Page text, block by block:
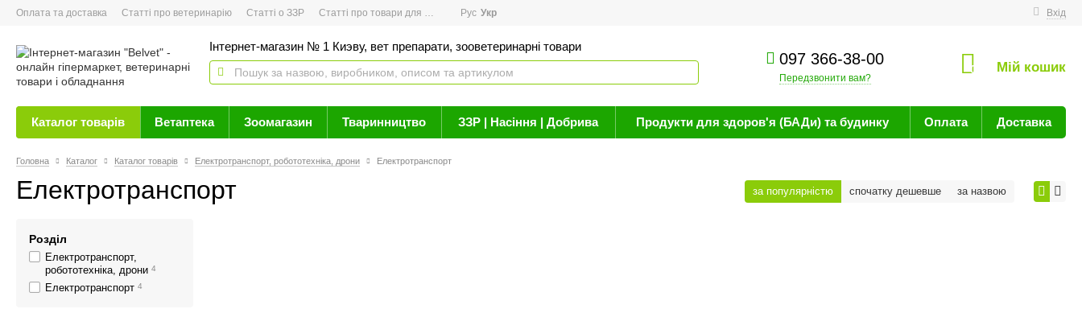
Оплата та доставка Статті про ветеринарію Статті о ЗЗР Статті про товари для здоров'я Новини Вхід
Рус Укр
Інтернет-магазин № 1 Киэву, вет препарати, зооветеринарні товари
097 366-38-00
Передзвонити вам?
0 Мій кошик
Каталог товарів Ветаптека Зоомагазин Тваринництво ЗЗР | Насіння | Добрива Продукти для здоров'я (БАДи) та будинку Оплата Доставка
Головна Каталог Каталог товарів Електротранспорт, робототехніка, дрони Електротранспорт
Електротранспорт за популярністю спочатку дешевше за назвою
Розділ
Електротранспорт,
робототехніка, дрони 4
Електротранспорт 4